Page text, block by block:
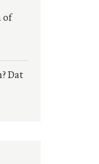
of
Dat